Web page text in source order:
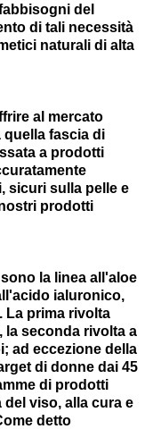
del
di tali necessità
naturali di alta
al mercato
fascia di
a prodotti
sicuri sulla pelle e
prodotti
la linea all'aloe
ialuronico,
La prima rivolta
la seconda rivolta a
ad eccezione della
di donne dai 45
di prodotti
viso, alla cura e
detto